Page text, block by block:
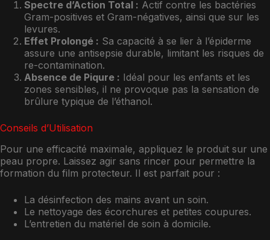
Spectre d’Action Total : Actif contre les bactéries
Gram-positives et Gram-négatives, ainsi que sur les
levures.
Effet Prolongé : Sa capacité à se lier à l’épiderme
assure une antisepsie durable, limitant les risques de
re-contamination.
Absence de Piqure : Idéal pour les enfants et les
zones sensibles, il ne provoque pas la sensation de
brûlure typique de l’éthanol.
Conseils d’Utilisation
Pour une efficacité maximale, appliquez le produit sur une
peau propre. Laissez agir sans rincer pour permettre la
formation du film protecteur. Il est parfait pour :
La désinfection des mains avant un soin.
Le nettoyage des écorchures et petites coupures.
L’entretien du matériel de soin à domicile.